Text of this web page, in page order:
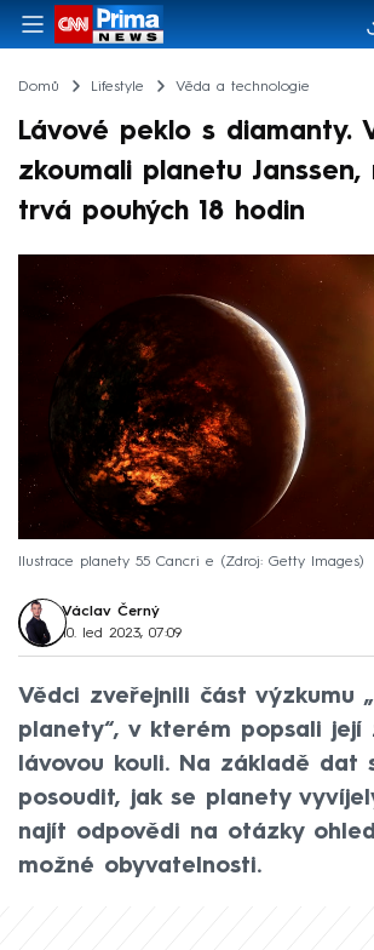
Domů Lifestyle Věda a technologie
Lávové peklo s diamanty.
zkoumali planetu Janssen,
trvá pouhých 18 hodin
Ilustrace planety 55 Cancri e Zdroj: Getty Images
Václav Černý
10. led 2023, 07:09
Vědci zveřejnili část výzkumu
planety“, v kterém popsali její
lávovou kouli. Na základě dat
posoudit, jak se planety
najít odpovědi na otázky
možné obyvatelnosti.